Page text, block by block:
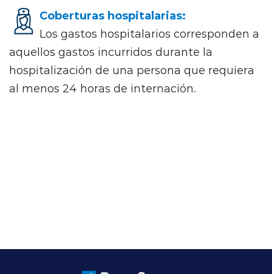
Coberturas hospitalarias:
Los gastos hospitalarios corresponden a
aquellos gastos incurridos durante la
hospitalización de una persona que requiera
al menos 24 horas de internación.